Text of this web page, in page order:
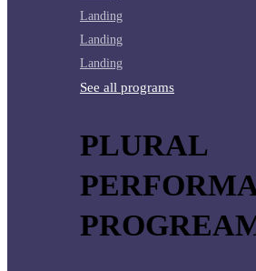
Landing
Landing
Landing
See all programs
PLURAL